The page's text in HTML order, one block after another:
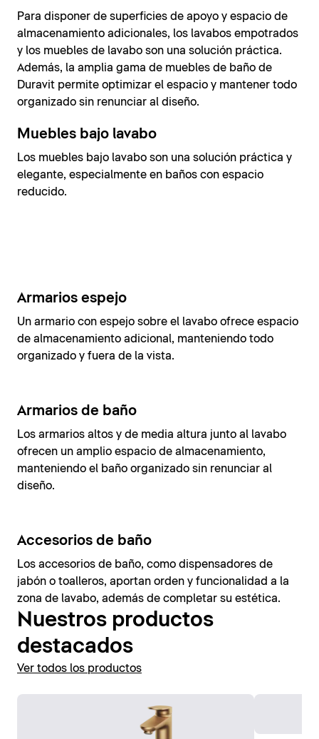
Para disponer de superficies de apoyo y espacio de
almacenamiento adicionales, los lavabos empotrados
y los muebles de lavabo son una solución práctica.
Además, la amplia gama de muebles de baño de
Duravit permite optimizar el espacio y mantener todo
organizado sin renunciar al diseño.
Muebles bajo lavabo
Los muebles bajo lavabo son una solución práctica y
elegante, especialmente en baños con espacio
reducido.
Armarios espejo
Un armario con espejo sobre el lavabo ofrece espacio
de almacenamiento adicional, manteniendo todo
organizado y fuera de la vista.
Armarios de baño
Los armarios altos y de media altura junto al lavabo
ofrecen un amplio espacio de almacenamiento,
manteniendo el baño organizado sin renunciar al
diseño.
Accesorios de baño
Los accesorios de baño, como dispensadores de
jabón o toalleros, aportan orden y funcionalidad a la
zona de lavabo, además de completar su estética.
Nuestros productos
destacados
Ver todos los productos